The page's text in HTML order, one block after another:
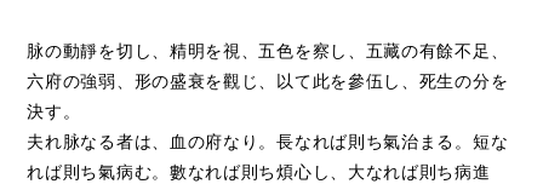
脉の動靜を切し、精明を視、五色を察し、五藏の有餘不足、
六府の強弱、形の盛衰を觀じ、以て此を參伍し、死生の分を
決す。
夫れ脉なる者は、血の府なり。長なれば則ち氣治まる。短な
れば則ち氣病む。數なれば則ち煩心し、大なれば則ち病進